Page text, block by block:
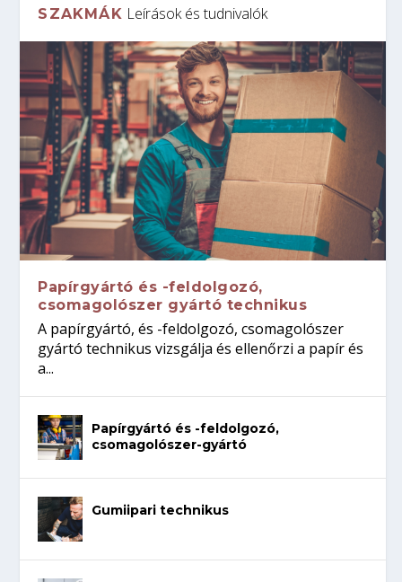
SZAKMÁK Leírások és tudnivalók
Papírgyártó és -feldolgozó,
csomagolószer gyártó technikus
A papírgyártó, és -feldolgozó, csomagolószer
gyártó technikus vizsgálja és ellenőrzi a papír és
a...
Papírgyártó és -feldolgozó,
csomagolószer-gyártó
Gumiipari technikus